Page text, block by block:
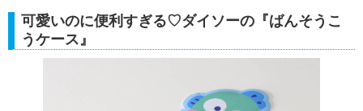
可愛いのに便利すぎる♡ダイソーの『ばんそうこ
うケース』